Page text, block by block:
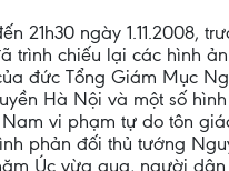
21h30 ngày 1.11.2008,
trình chiếu lại các hình
đức Tổng Giám Mục
Hà Nội và một số
vi phạm tự do tôn
phản đối thủ tướng
Úc vừa qua, người